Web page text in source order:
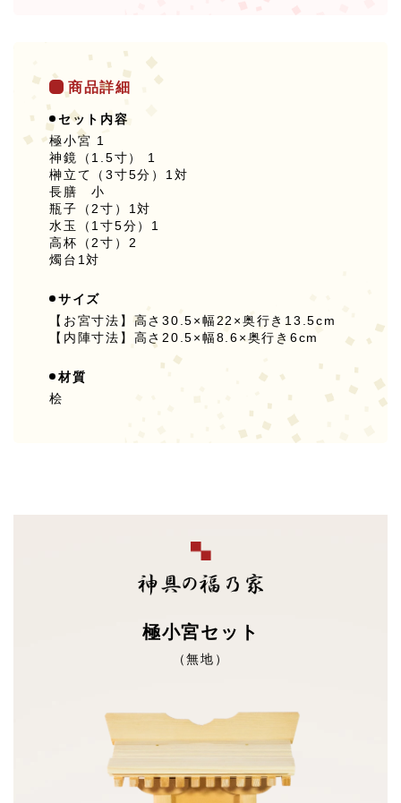
商品詳細
セット内容
極小宮 1
神鏡（1.5寸） 1
榊立て（3寸5分）1対
長膳 小
瓶子（2寸）1対
水玉（1寸5分）1
高杯（2寸）2
燭台1対
サイズ
【お宮寸法】高さ30.5×幅22×奥行き13.5cm
【内陣寸法】高さ20.5×幅8.6×奥行き6cm
材質
桧
極小宮セット
（無地）